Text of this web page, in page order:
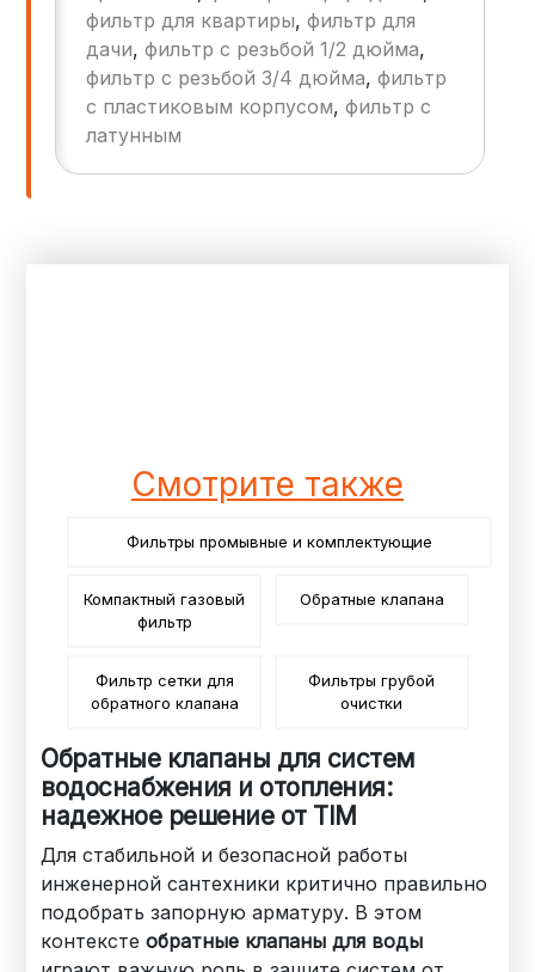
срок службы сантехники и улучшить
качество воды.
фильтр для квартиры,фильтр для
дачи,фильтр с резьбой 1/2 дюйма,
фильтр с резьбой 3/4 дюйма,фильтр
с пластиковым корпусом,фильтр с
латунным
Смотрите также
Фильтры промывные и комплектующие
Компактный газовый
фильтр
Обратные клапана
Фильтр сетки для
обратного клапана
Фильтры грубой
очистки
Обратные клапаны для систем
водоснабжения и отопления:
надежное решение от TIM
Для стабильной и безопасной работы
инженерной сантехники критично правильно
подобрать запорную арматуру. В этом
контекстеобратные клапаны для воды